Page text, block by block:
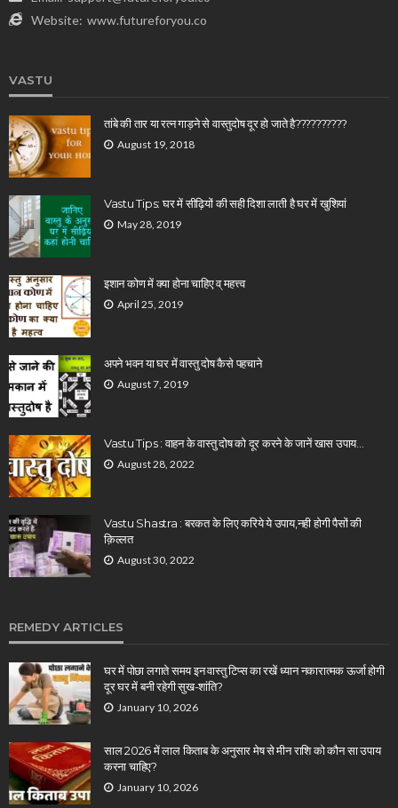
Website: www.futureforyou.co
VASTU
तांबे की तार या रत्न गाड़ने से वास्तुदोष दूर हो जाते है??????????
August 19, 2018
Vastu Tips: घर में सीढ़ियों की सही दिशा लाती है घर में खुशियां
May 28, 2019
इशान कोण में क्या होना चाहिए व् महत्त्व
April 25, 2019
अपने भवन या घर में वास्तु दोष कैसे पहचाने
August 7, 2019
Vastu Tips : वाहन के वास्तु दोष को दूर करने के जानें खास उपाय…
August 28, 2022
Vastu Shastra : बरकत के लिए करिये ये उपाय,नही होगी पैसों की
क़िल्लत
August 30, 2022
REMEDY ARTICLES
घर में पोछा लगाते समय इन वास्तु टिप्स का रखें ध्यान नकारात्मक ऊर्जा होगी
दूर घर में बनी रहेगी सुख-शांति?
January 10, 2026
साल 2026 में लाल किताब के अनुसार मेष से मीन राशि को कौन सा उपाय
करना चाहिए?
January 10, 2026